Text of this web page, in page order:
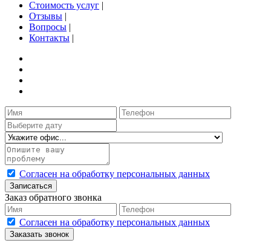
Стоимость услуг |
Отзывы |
Вопросы |
Контакты |
Согласен на обработку персональных данных
Записаться
Заказ обратного звонка
Согласен на обработку персональных данных
Заказать звонок